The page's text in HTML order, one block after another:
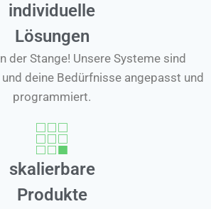
individuelle
Lösungen
der Stange! Unsere Systeme sind
deine Bedürfnisse angepasst und
programmiert.
skalierbare
Produkte